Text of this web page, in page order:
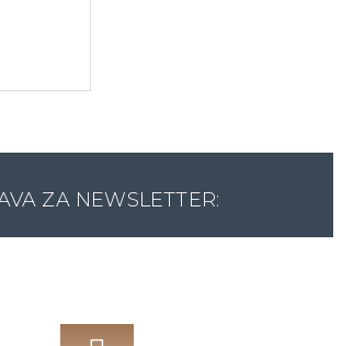
ZA NEWSLETTER: